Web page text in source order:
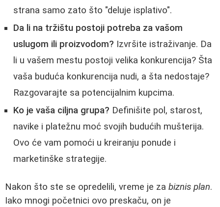
strana samo zato što "deluje isplativo".
Da li na tržištu postoji potreba za vašom
uslugom ili proizvodom? Izvršite istraživanje. Da
li u vašem mestu postoji velika konkurencija? Šta
vaša buduća konkurencija nudi, a šta nedostaje?
Razgovarajte sa potencijalnim kupcima.
Ko je vaša ciljna grupa? Definišite pol, starost,
navike i platežnu moć svojih budućih mušterija.
Ovo će vam pomoći u kreiranju ponude i
marketinške strategije.
Nakon što ste se opredelili, vreme je za biznis plan.
Iako mnogi početnici ovo preskaču, on je